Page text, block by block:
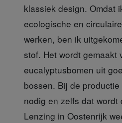
klassiek design. Omdat
ecologische en
werken, ben ik
stof. Het wordt gemaakt
eucalyptusbomen uit
bossen. Bij de
nodig en zelfs dat wordt
Lenzing in Oostenrijk